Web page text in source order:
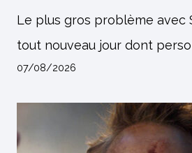
Le plus gros problème avec
tout nouveau jour dont
07/08/2026